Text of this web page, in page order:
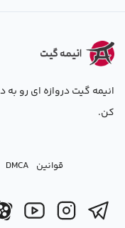
انیمه گیت دروازه ای رو به
کن.
قوانین DMCA